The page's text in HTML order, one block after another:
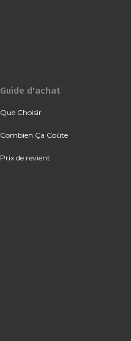
Guide d'achat
Que Choisir
Combien Ça Coûte
Prix de revient